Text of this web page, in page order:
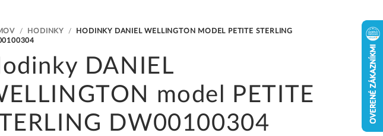
/ HODINKY /
HODINKY DANIEL WELLINGTON MODEL PETITE STERLING
DANIEL
model PETITE
DW00100304